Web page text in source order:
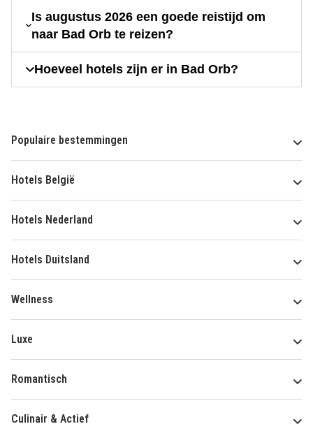
Is augustus 2026 een goede reistijd om
naar Bad Orb te reizen?
Hoeveel hotels zijn er in Bad Orb?
Populaire bestemmingen
Hotels België
Hotels Nederland
Hotels Duitsland
Wellness
Luxe
Romantisch
Culinair & Actief